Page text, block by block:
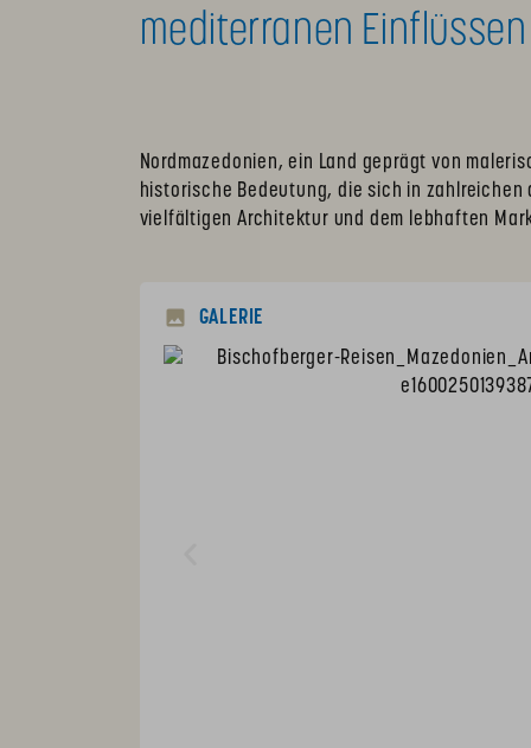
mediterranen
Nordmazedonien, ein Land geprägt von
historische Bedeutung, die sich in
vielfältigen Architektur und dem lebhaften
GALERIE